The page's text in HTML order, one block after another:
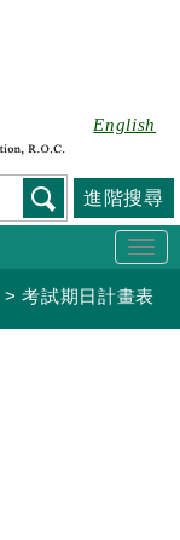
English
進階搜尋
>考試期日計畫表